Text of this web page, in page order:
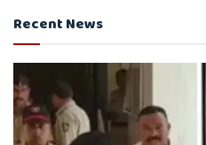
Recent News